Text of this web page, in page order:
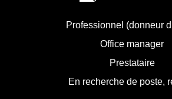
Professionnel (donneur
Office manager
Prestataire
En recherche de poste,